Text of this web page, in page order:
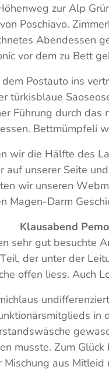
zur Alp
Poschiavo.
Abendessen
vor dem zu Bett
Postauto ins
türkisblaue
Führung durch
Bettmümpfeli
wir die Hälfte des
auf unserer Seite
wir unseren
Magen-Darm
Klausabend
sehr gut besuchte
der unter der
offen liess. Auch
in
musste. Zum
Mischung aus